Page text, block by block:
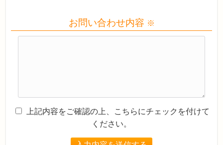
お問い合わせ内容 ※
上記内容をご確認の上、こちらにチェックを付けて
ください。